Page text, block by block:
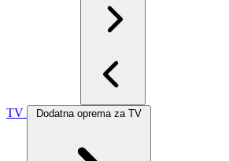
TV Dodatna oprema za TV